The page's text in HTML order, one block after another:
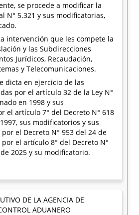
se procede a modificar la
N° 5.321 y sus modificatorias,
intervención que les compete la
y las Subdirecciones
Jurídicos, Recaudación,
y Telecomunicaciones.
dicta en ejercicio de las
por el artículo 32 de la Ley N°
en 1998 y sus
el artículo 7° del Decreto N° 618
sus modificatorios y sus
el Decreto N° 953 del 24 de
el artículo 8° del Decreto N°
2025 y su modificatorio.
DE LA AGENCIA DE
ADUANERO